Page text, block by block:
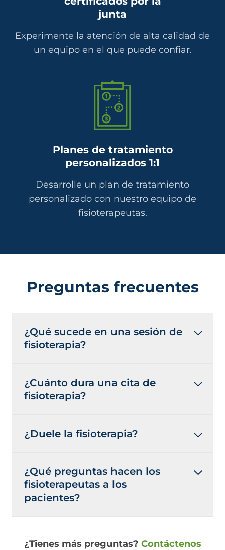
junta
Experimente la atención de alta calidad de
un equipo en el que puede confiar.
Planes de tratamiento
personalizados 1:1
Desarrolle un plan de tratamiento
personalizado con nuestro equipo de
fisioterapeutas.
Preguntas frecuentes
¿Qué sucede en una sesión de
fisioterapia?
¿Cuánto dura una cita de
fisioterapia?
¿Duele la fisioterapia?
¿Qué preguntas hacen los
fisioterapeutas a los
pacientes?
¿Tienes más preguntas? Contáctenos